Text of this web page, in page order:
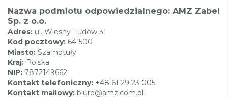
Nazwa podmiotu odpowiedzialnego: AMZ Zabel
Sp. z o.o.
Adres: ul. Wiosny Ludów 31
Kod pocztowy: 64-500
Miasto: Szamotuły
Kraj: Polska
NIP: 7872149662
Kontakt telefoniczny: +48 61 29 23 005
Kontakt mailowy: biuro@amz.com.pl